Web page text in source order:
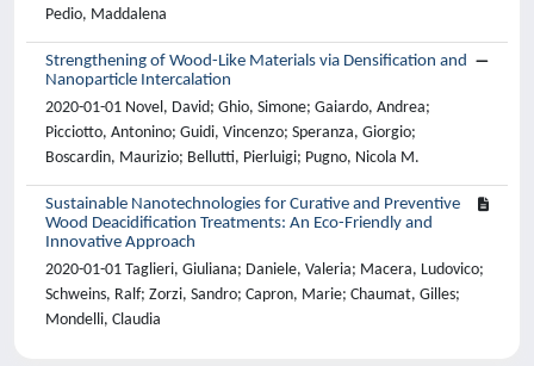
Pedio, Maddalena
Strengthening of Wood-Like Materials via Densification and
Nanoparticle Intercalation
2020-01-01 Novel, David; Ghio, Simone; Gaiardo, Andrea;
Picciotto, Antonino; Guidi, Vincenzo; Speranza, Giorgio;
Boscardin, Maurizio; Bellutti, Pierluigi; Pugno, Nicola M.
Sustainable Nanotechnologies for Curative and Preventive
Wood Deacidification Treatments: An Eco-Friendly and
Innovative Approach
2020-01-01 Taglieri, Giuliana; Daniele, Valeria; Macera, Ludovico;
Schweins, Ralf; Zorzi, Sandro; Capron, Marie; Chaumat, Gilles;
Mondelli, Claudia